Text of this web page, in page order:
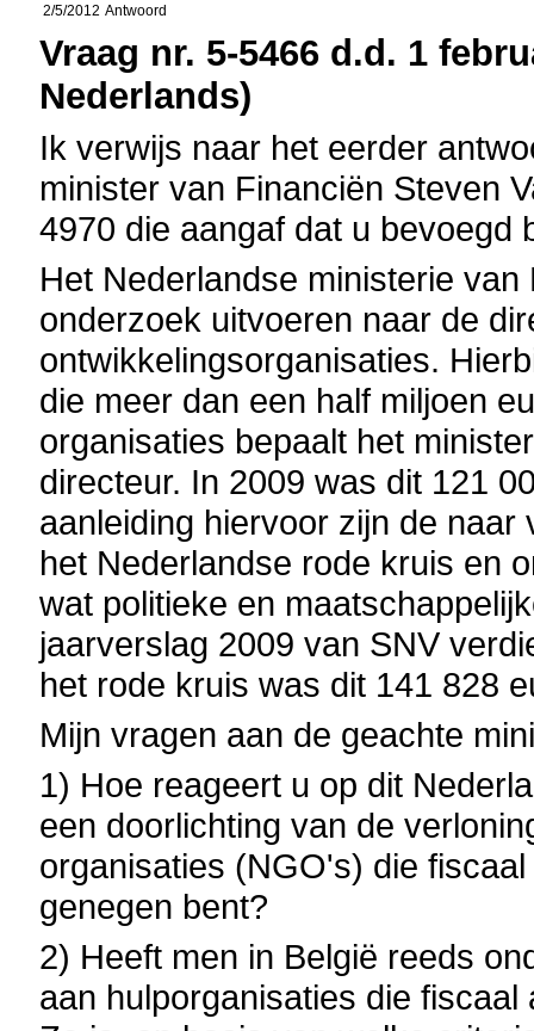
2/5/2012 Antwoord
Vraag nr. 5-5466 d.d. 1
Nederlands)
Ik verwijs naar het eerder
minister van Financiën Steven
4970 die aangaf dat u bevoegd
Het Nederlandse ministerie
onderzoek uitvoeren naar de
ontwikkelingsorganisaties.
die meer dan een half miljoen
organisaties bepaalt het
directeur. In 2009 was dit 121
aanleiding hiervoor zijn de
het Nederlandse rode kruis en
wat politieke en
jaarverslag 2009 van SNV
het rode kruis was dit 141 828
Mijn vragen aan de geachte
1) Hoe reageert u op dit
een doorlichting van de
organisaties (NGO's) die
genegen bent?
2) Heeft men in België reeds
aan hulporganisaties die